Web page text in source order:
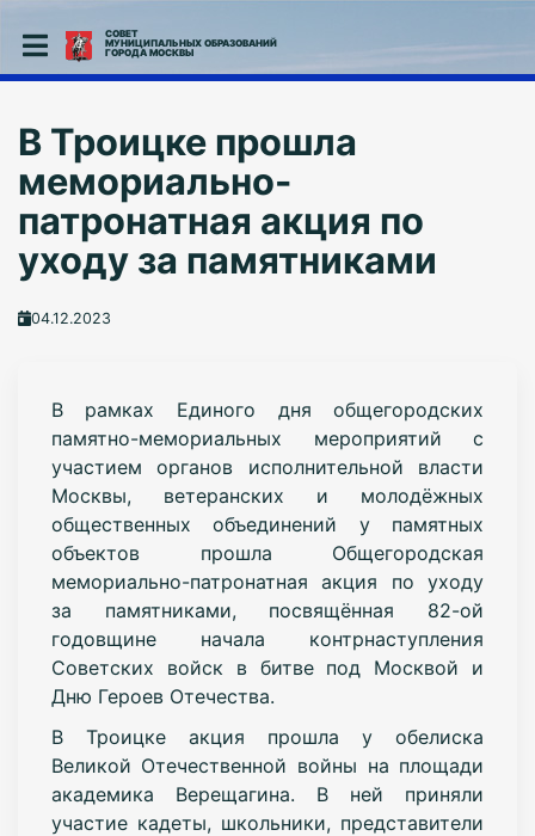
СОВЕТ
МУНИЦИПАЛЬНЫХ ОБРАЗОВАНИЙ
ГОРОДА МОСКВЫ
В Троицке прошла
мемориально-
патронатная акция по
уходу за памятниками
04.12.2023
В рамках Единого дня общегородских
памятно-мемориальных мероприятий с
участием органов исполнительной власти
Москвы, ветеранских и молодёжных
общественных объединений у памятных
объектов прошла Общегородская
мемориально-патронатная акция по уходу
за памятниками, посвящённая 82-ой
годовщине начала контрнаступления
Советских войск в битве под Москвой и
Дню Героев Отечества.
В Троицке акция прошла у обелиска
Великой Отечественной войны на площади
академика Верещагина. В ней приняли
участие кадеты, школьники, представители